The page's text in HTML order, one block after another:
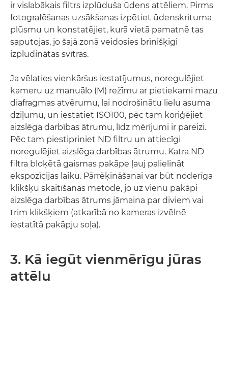
ir vislabākais filtrs izplūduša ūdens attēliem. Pirms
fotografēšanas uzsākšanas izpētiet ūdenskrituma
plūsmu un konstatējiet, kurā vietā pamatnē tas
saputojas, jo šajā zonā veidosies brīnišķīgi
izpludinātas svītras.
Ja vēlaties vienkāršus iestatījumus, noregulējiet
kameru uz manuālo (M) režīmu ar pietiekami mazu
diafragmas atvērumu, lai nodrošinātu lielu asuma
dziļumu, un iestatiet ISO100, pēc tam koriģējiet
aizslēga darbības ātrumu, līdz mērījumi ir pareizi.
Pēc tam piestipriniet ND filtru un attiecīgi
noregulējiet aizslēga darbības ātrumu. Katra ND
filtra bloķētā gaismas pakāpe ļauj palielināt
ekspozīcijas laiku. Pārrēķināšanai var būt noderīga
klikšķu skaitīšanas metode, jo uz vienu pakāpi
aizslēga darbības ātrums jāmaina par diviem vai
trim klikšķiem (atkarībā no kameras izvēlnē
iestatītā pakāpju soļa).
3. Kā iegūt vienmērīgu jūras
attēlu